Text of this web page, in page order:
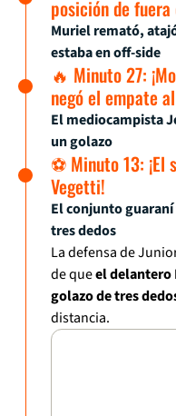
posición de
Muriel remató,
estaba en off-side
🔥 Minuto 27:
negó el empate
El mediocampista
un golazo
⚽ Minuto 13: ¡El
Vegetti!
El conjunto
tres dedos
La defensa de
de queel delantero
golazo de tres
distancia.